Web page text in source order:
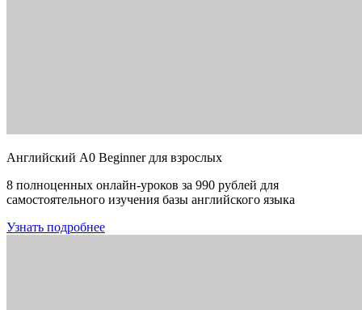
Английский A0 Beginner для взрослых
8 полноценных онлайн-уроков за 990 рублей для
самостоятельного изучения базы английского языка
Узнать подробнее